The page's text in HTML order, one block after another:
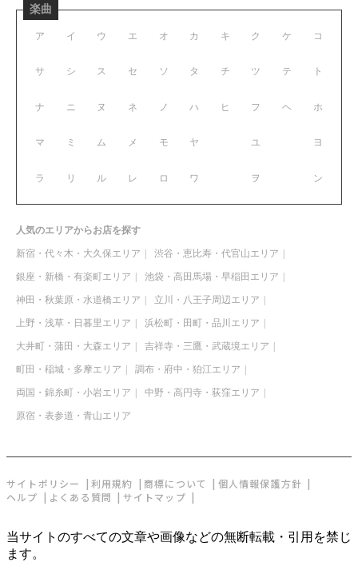
楽曲
ア イ ウ エ オ
サ シ ス セ ソ
ナ ニ ヌ ネ ノ
マ ミ ム メ モ
ラ リ ル レ ロ
カ キ ク ケ コ
タ チ ツ テ ト
ハ ヒ フ ヘ ホ
ヤ ユ ヨ
ワ ヲ ン
人気のエリアからお店を探す
新宿・代々木・大久保エリア 渋谷・恵比寿・代官山エリア
銀座・新橋・有楽町エリア 池袋・高田馬場・早稲田エリア
神田・秋葉原・水道橋エリア 立川・八王子周辺エリア
上野・浅草・日暮里エリア 浜松町・田町・品川エリア
大井町・蒲田・大森エリア 吉祥寺・三鷹・武蔵境エリア
町田・稲城・多摩エリア 調布・府中・狛江エリア
両国・錦糸町・小岩エリア 中野・高円寺・荻窪エリア
原宿・表参道・青山エリア
サイトポリシー 利用規約 商標について
個人情報保護方針
ヘルプ
よくある質問 サイトマップ
当サイトのすべての文章や画像などの無断転載・引用を禁じ
ます。